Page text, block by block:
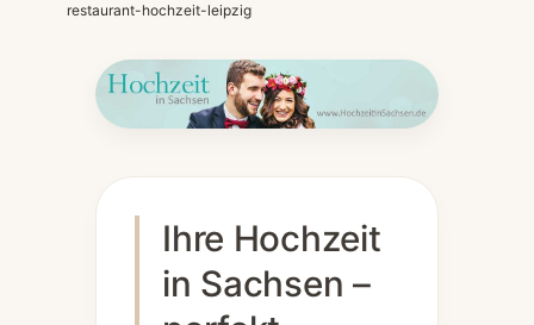
restaurant-hochzeit-leipzig
Ihre Hochzeit
in Sachsen –